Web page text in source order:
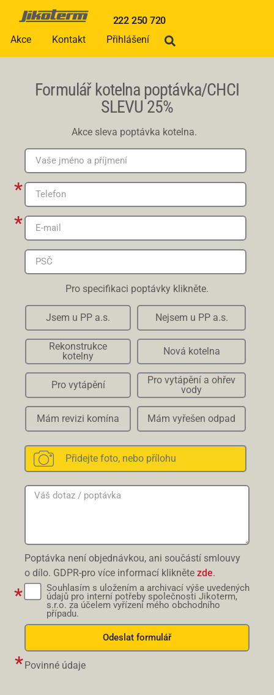
222 250 720
Akce
Kontakt Přihlášení
Formulář kotelna poptávka/CHCI
SLEVU 25%
Akce sleva poptávka kotelna.
Pro specifikaci poptávky klikněte.
Jsem u PP a.s. Nejsem u PP a.s.
Rekonstrukce
kotelny
Nová kotelna
Pro vytápění
Pro vytápění a ohřev
vody
Mám revizi komína Mám vyřešen odpad
Poptávka není objednávkou, ani součástí smlouvy
o dílo. GDPR-pro více informací klikněte zde.
Souhlasím s uložením a archivací výše uvedených
údajů pro interní potřeby společnosti Jikoterm,
s.r.o. za účelem vyřízení mého obchodního
případu.
Odeslat formulář
Povinné údaje